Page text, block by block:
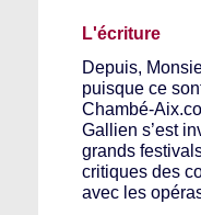
L'écriture
Depuis,
puisque ce
Chambé-
Gallien s’est
grands
critiques des
avec les